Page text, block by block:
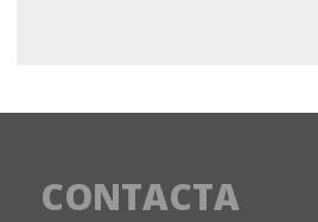
CONTACTA